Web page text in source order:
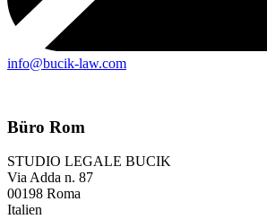
info@bucik-law.com
Büro Rom
STUDIO LEGALE BUCIK
Via Adda n. 87
00198 Roma
Italien